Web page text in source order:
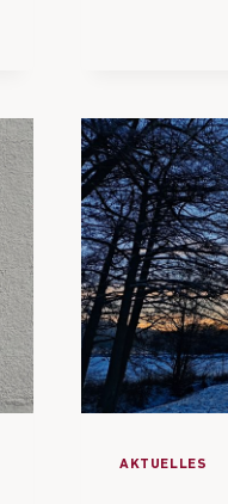
AKTUELLES